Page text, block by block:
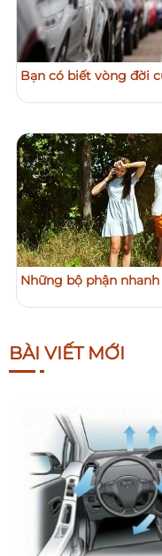
Bạn có biết vòng đời
Những bộ phận
BÀI VIẾT MỚI